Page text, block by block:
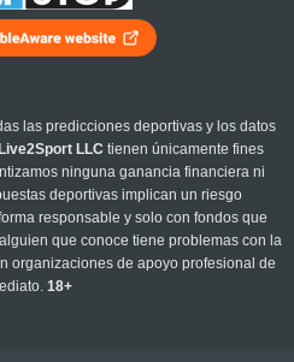
las predicciones deportivas y los datos
Live2Sport LLC tienen únicamente fines
ninguna ganancia financiera ni
deportivas implican un riesgo
responsable y solo con fondos que
que conoce tiene problemas con la
organizaciones de apoyo profesional de
18+